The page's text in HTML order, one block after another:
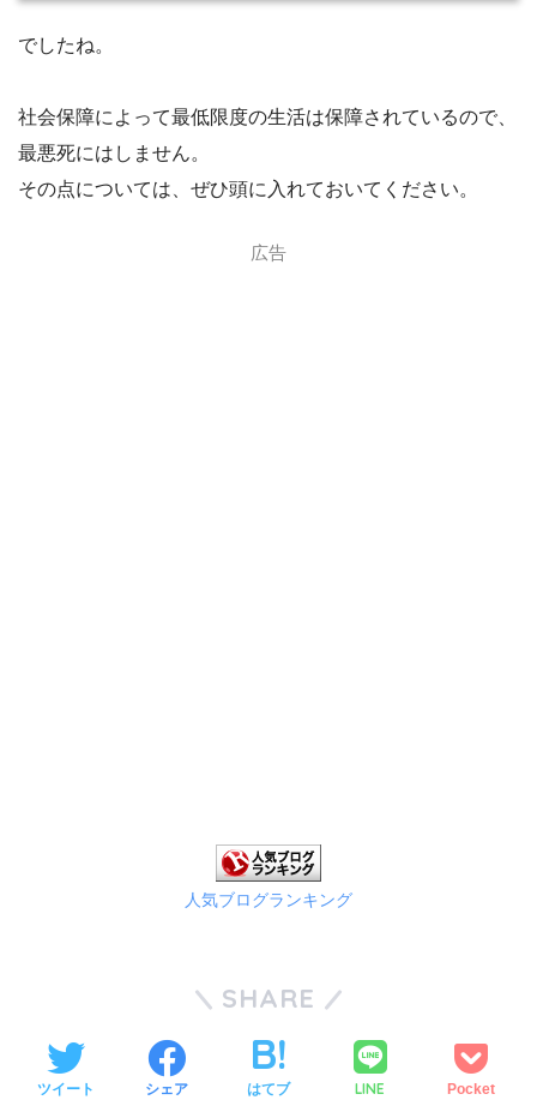
でしたね。
社会保障によって最低限度の生活は保障されているので、
最悪死にはしません。
その点については、ぜひ頭に入れておいてください。
広告
人気ブログランキング
SHARE
ツイート シェア はてブ LINE Pocket